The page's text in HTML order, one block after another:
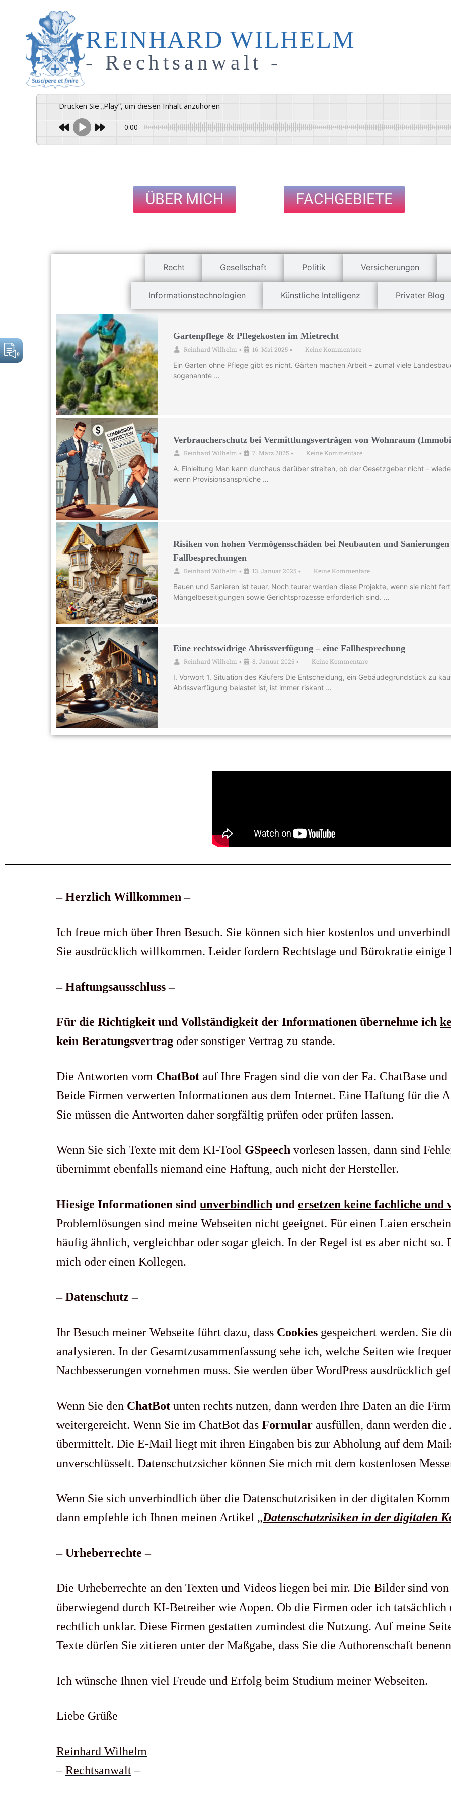
REINHARD WILHELM
- Rechtsanwalt -
Drücken Sie „Play“, um diesen Inhalt anzuhören
0:00
ÜBER MICH FACHGEBIETE
Recht Gesellschaft Politik Versicherungen
Informationstechnologien Künstliche Intelligenz Privater Blog
Gartenpflege & Pflegekosten im Mietrecht
Reinhard Wilhelm • 16. Mai 2025 • Keine Kommentare
Ein Garten ohne Pflege gibt es nicht. Gärten machen Arbeit – zumal viele
sogenannte …
Verbraucherschutz bei Vermittlungsverträgen von Wohnraum
Reinhard Wilhelm • 7. März 2025 • Keine Kommentare
A. Einleitung Man kann durchaus darüber streiten, ob der Gesetzgeber nicht –
wenn Provisionsansprüche …
Risiken von hohen Vermögensschäden bei Neubauten und
Fallbesprechungen
Reinhard Wilhelm • 13. Januar 2025 • Keine Kommentare
Bauen und Sanieren ist teuer. Noch teurer werden diese Projekte, wenn sie nicht
Mängelbeseitigungen sowie Gerichtsprozesse erforderlich sind. …
Eine rechtswidrige Abrissverfügung – eine Fallbesprechung
Reinhard Wilhelm • 8. Januar 2025 • Keine Kommentare
I. Vorwort 1. Situation des Käufers Die Entscheidung, ein Gebäudegrundstück zu
Abrissverfügung belastet ist, ist immer riskant …
– Herzlich Willkommen –
Ich freue mich über Ihren Besuch. Sie können sich hier kostenlos und
Sie ausdrücklich willkommen. Leider fordern Rechtslage und Bürokratie einige
– Haftungsausschluss –
Für die Richtigkeit und Vollständigkeit der Informationen übernehme ich
kein Beratungsvertrag oder sonstiger Vertrag zu stande.
Die Antworten vom ChatBot auf Ihre Fragen sind die von der Fa. ChatBase
Beide Firmen verwerten Informationen aus dem Internet. Eine Haftung für die
Sie müssen die Antworten daher sorgfältig prüfen oder prüfen lassen.
Wenn Sie sich Texte mit dem KI-Tool GSpeech vorlesen lassen, dann sind
übernimmt ebenfalls niemand eine Haftung, auch nicht der Hersteller.
Hiesige Informationen sind unverbindlich und ersetzen keine fachliche
Problemlösungen sind meine Webseiten nicht geeignet. Für einen Laien
häufig ähnlich, vergleichbar oder sogar gleich. In der Regel ist es aber nicht
mich oder einen Kollegen.
– Datenschutz –
Ihr Besuch meiner Webseite führt dazu, dass Cookies gespeichert werden. Sie
analysieren. In der Gesamtzusammenfassung sehe ich, welche Seiten wie
Nachbesserungen vornehmen muss. Sie werden über WordPress ausdrücklich
Wenn Sie den ChatBot unten rechts nutzen, dann werden Ihre Daten an die
weitergereicht. Wenn Sie im ChatBot das Formular ausfüllen, dann werden
übermittelt. Die E-Mail liegt mit ihren Eingaben bis zur Abholung auf dem
unverschlüsselt. Datenschutzsicher können Sie mich mit dem kostenlosen
Wenn Sie sich unverbindlich über die Datenschutzrisiken in der digitalen
dann empfehle ich Ihnen meinen Artikel „Datenschutzrisiken in der digitalen
– Urheberrechte –
Die Urheberrechte an den Texten und Videos liegen bei mir. Die Bilder sind
überwiegend durch KI-Betreiber wie Aopen. Ob die Firmen oder ich tatsächlich
rechtlich unklar. Diese Firmen gestatten zumindest die Nutzung. Auf meine
Texte dürfen Sie zitieren unter der Maßgabe, dass Sie die Authorenschaft
Ich wünsche Ihnen viel Freude und Erfolg beim Studium meiner Webseiten.
Liebe Grüße
Reinhard Wilhelm
–Rechtsanwalt–